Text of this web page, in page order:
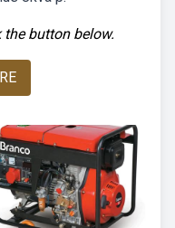
button below.